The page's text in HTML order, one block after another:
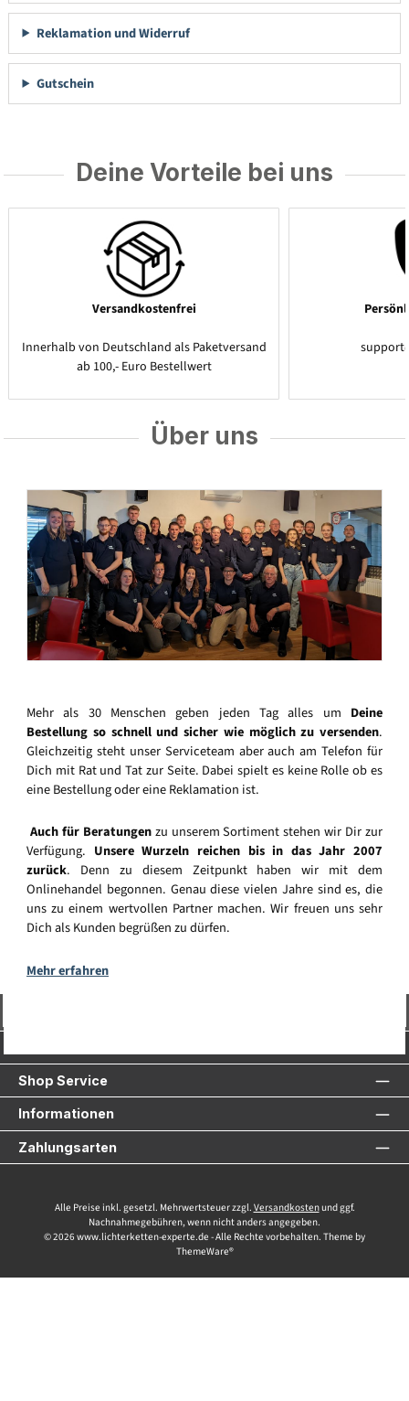
Reklamation und Widerruf
Gutschein
Deine Vorteile bei uns
Versandkostenfrei
Innerhalb von Deutschland als Paketversand
ab 100,- Euro Bestellwert
Über uns
Mehr als 30 Menschen geben jeden Tag alles um Deine
Bestellung so schnell und sicher wie möglich zu versenden.
Gleichzeitig steht unser Serviceteam aber auch am Telefon für
Dich mit Rat und Tat zur Seite. Dabei spielt es keine Rolle ob es
eine Bestellung oder eine Reklamation ist.
Auch für Beratungenzu unserem Sortiment stehen wir Dir zur
Verfügung. Unsere Wurzeln reichen bis in das Jahr 2007
zurück. Denn zu diesem Zeitpunkt haben wir mit dem
Onlinehandel begonnen. Genau diese vielen Jahre sind es, die
uns zu einem wertvollen Partner machen. Wir freuen uns sehr
Dich als Kunden begrüßen zu dürfen.
Mehr erfahren
Shop Service
Informationen
Zahlungsarten
Alle Preise inkl. gesetzl. Mehrwertsteuer zzgl. Versandkostenund ggf.
Nachnahmegebühren, wenn nicht anders angegeben.
© 2026 www.lichterketten-experte.de - Alle Rechte vorbehalten. Theme by
ThemeWare®